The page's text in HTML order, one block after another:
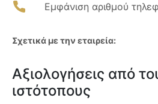
Εμφάνιση αριθμού
Σχετικά με την εταιρεία:
Αξιολογήσεις από
ιστότοπους